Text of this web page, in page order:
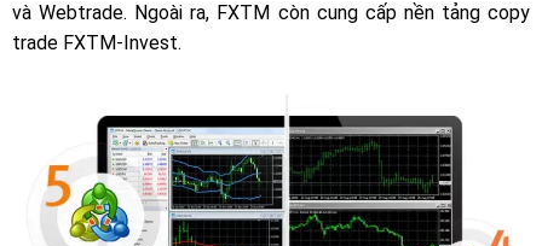
và Webtrade. Ngoài ra, FXTM còn cung cấp nền tảng copy
trade FXTM-Invest.